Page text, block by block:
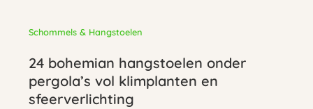
Schommels & Hangstoelen
24 bohemian hangstoelen onder
pergola’s vol klimplanten en
sfeerverlichting